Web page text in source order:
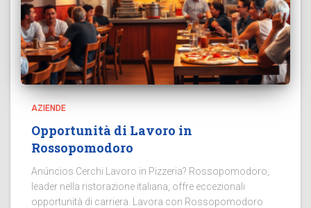
AZIENDE
Opportunità di Lavoro in
Rossopomodoro
Anúncios Cerchi Lavoro in Pizzeria? Rossopomodoro,
leader nella ristorazione italiana, offre eccezionali
opportunità di carriera. Lavora con Rossopomodoro